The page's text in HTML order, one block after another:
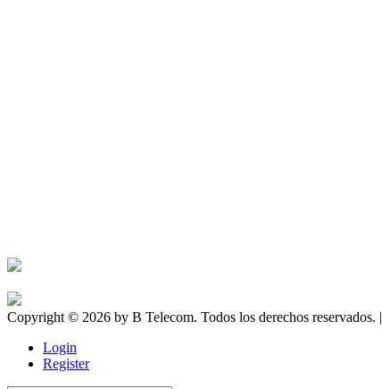
Copyright © 2026 by B Telecom. Todos los derechos reservados. |
Login
Register